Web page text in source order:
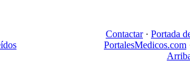
Contactar· Portada
PortalesMedicos.com